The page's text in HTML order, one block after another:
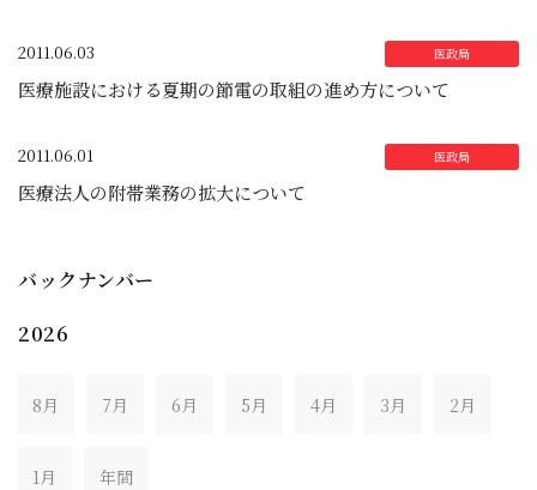
2011.06.03
医療施設における夏期の節電の取組の進め方について
2011.06.01
医療法人の附帯業務の拡大について
バックナンバー
2026
8月 7月 6月 5月 4月 3月 2月
1月 年間